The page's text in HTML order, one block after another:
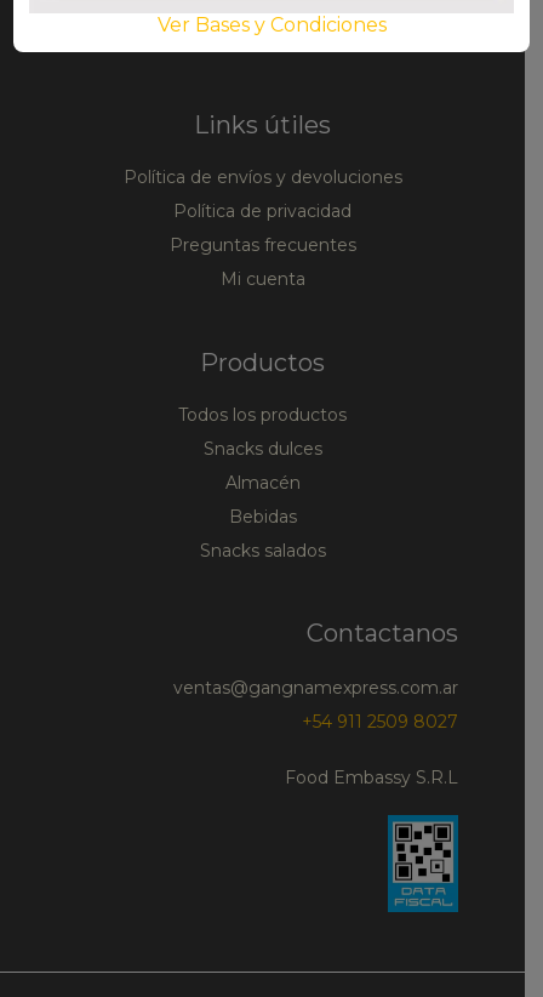
Argentina
Links útiles
Política de envíos y devoluciones
Política de privacidad
Preguntas frecuentes
Mi cuenta
Productos
Todos los productos
Snacks dulces
Almacén
Bebidas
Snacks salados
Contactanos
ventas@gangnamexpress.com.ar
+54 911 2509 8027
Food Embassy S.R.L
Ver Bases y Condiciones